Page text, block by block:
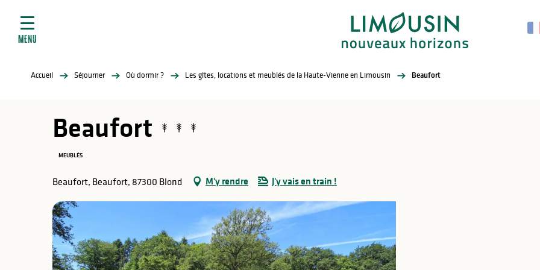
contenu
MENU
Accueil Séjourner Où dormir ? Les gîtes, locations et meublés de la Haute-Vienne en Limousin Beaufort
Beaufort
MEUBLÉS
Beaufort, Beaufort, 87300 Blond M'y rendre J'y vais en train !